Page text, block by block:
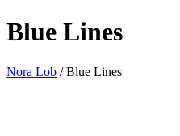
Blue Lines
Nora Lob /Blue Lines